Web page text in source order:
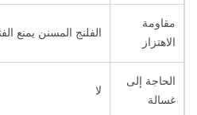
مقاومة
الاهتزاز
الفلنج المسنن يمنع
الحاجة إلى
غسالة
لا